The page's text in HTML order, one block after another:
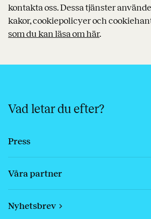
kontakta oss. Dessa tjänster
kakor, cookiepolicyer och
som du kan läsa om här.
Vad letar du efter?
Press
Våra partner
Nyhetsbrev